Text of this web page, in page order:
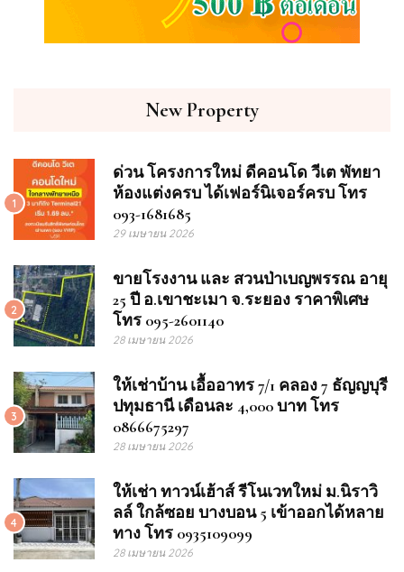
New Property
1
ด่วน โครงการใหม่ ดีคอนโด วีเต พัทยา
ห้องแต่งครบ ได้เฟอร์นิเจอร์ครบ โทร
093-1681685
29 เมษายน 2026
2
ขายโรงงาน และ สวนป่าเบญพรรณ อายุ
25 ปี อ.เขาชะเมา จ.ระยอง ราคาพิเศษ
โทร 095-2601140
28 เมษายน 2026
3
ให้เช่าบ้าน เอื้ออาทร 7/1 คลอง 7 ธัญญบุรี
ปทุมธานี เดือนละ 4,000 บาท โทร
0866675297
28 เมษายน 2026
4
ให้เช่า ทาวน์เฮ้าส์ รีโนเวทใหม่ ม.นิราวิ
ลล์ ใกล้ซอย บางบอน 5 เข้าออกได้หลาย
ทาง โทร 0935109099
28 เมษายน 2026